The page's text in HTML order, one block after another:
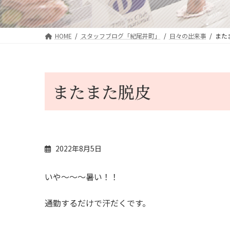
HOME スタッフブログ「紀尾井町」 日々の出来事 また
またまた脱皮
2022年8月5日
いや～～～暑い！！
通勤するだけで汗だくです。